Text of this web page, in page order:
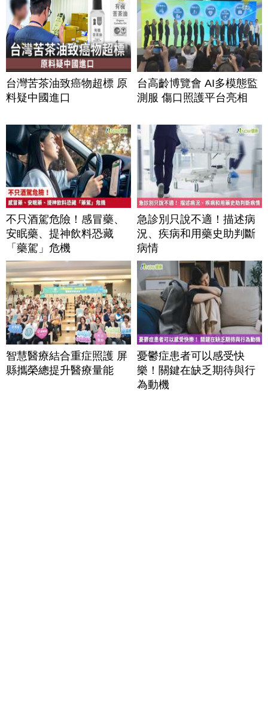
台灣苦茶油致癌物超標 原
料疑中國進口
台高齡博覽會 AI多模態監
測服 傷口照護平台亮相
不只酒駕危險！感冒藥、
安眠藥、提神飲料恐藏
「藥駕」危機
急診別只說不適！描述病
況、疾病和用藥史助判斷
病情
智慧醫療結合重症照護 屏
縣攜榮總提升醫療量能
憂鬱症患者可以感受快
樂！關鍵在缺乏期待與行
為動機